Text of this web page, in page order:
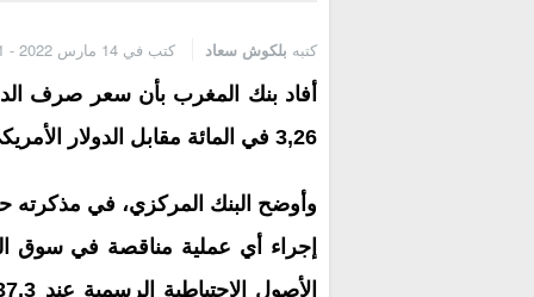
كتبه بلكوش سعاد كتب في 14 مارس 2022 - 9:11 ص
3,26 في المائة مقابل الدولار الأمريكي، خلال الفترة الممتدة من 03 إلى 9 مارس 2022.
وأوضح البنك المركزي، في مذكرته